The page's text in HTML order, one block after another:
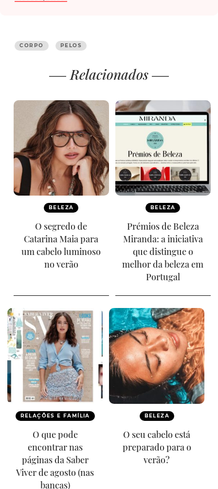
CORPO PELOS
Relacionados
BELEZA
O segredo de
Catarina Maia para
um cabelo luminoso
no verão
BELEZA
Prémios de Beleza
Miranda: a iniciativa
que distingue o
melhor da beleza em
Portugal
RELAÇÕES E FAMÍLIA
O que pode
encontrar nas
páginas da Saber
Viver de agosto (nas
bancas)
BELEZA
O seu cabelo está
preparado para o
verão?